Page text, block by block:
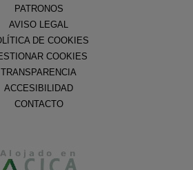
PATRONOS
AVISO LEGAL
DE COOKIES
COOKIES
TRANSPARENCIA
ACCESIBILIDAD
CONTACTO